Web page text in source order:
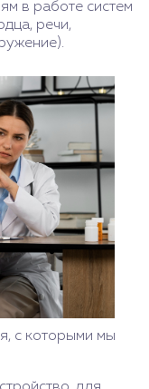
в работе систем
речи,
с которыми мы